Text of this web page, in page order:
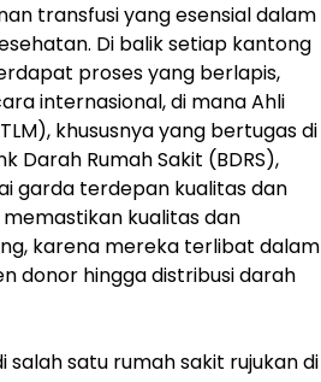
transfusi yang esensial dalam
Di balik setiap kantong
proses yang berlapis,
internasional, di mana Ahli
khususnya yang bertugas di
Darah Rumah Sakit (BDRS),
garda terdepan kualitas dan
kualitas dan
karena mereka terlibat dalam
donor hingga distribusi darah
satu rumah sakit rujukan di